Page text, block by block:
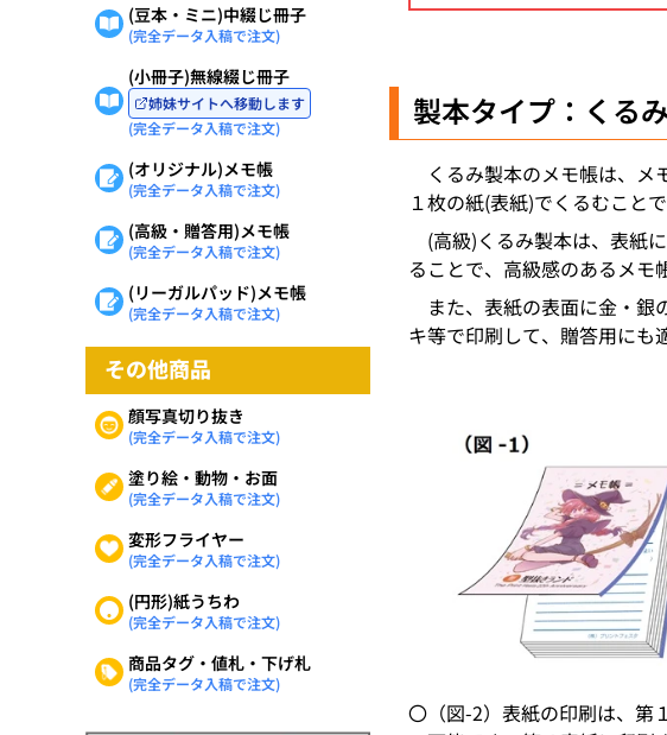
(豆本・ミニ)中綴じ冊子
(完全データ入稿で注文)
(小冊子)無線綴じ冊子
姉妹サイトへ移動します
(完全データ入稿で注文)
(オリジナル)メモ帳
(完全データ入稿で注文)
(高級・贈答用)メモ帳
(完全データ入稿で注文)
(リーガルパッド)メモ帳
(完全データ入稿で注文)
その他商品
顔写真切り抜き
(完全データ入稿で注文)
塗り絵・動物・お面
(完全データ入稿で注文)
変形フライヤー
(完全データ入稿で注文)
(円形)紙うちわ
(完全データ入稿で注文)
商品タグ・値札・下げ札
(完全データ入稿で注文)
製本タイプ：くる
くるみ製本のメモ帳は、メ
１枚の紙(表紙)でくるむこと
(高級)くるみ製本は、表紙
ることで、高級感のあるメモ
また、表紙の表面に金・銀
キ等で印刷して、贈答用にも
〇（図-2）表紙の印刷は、第